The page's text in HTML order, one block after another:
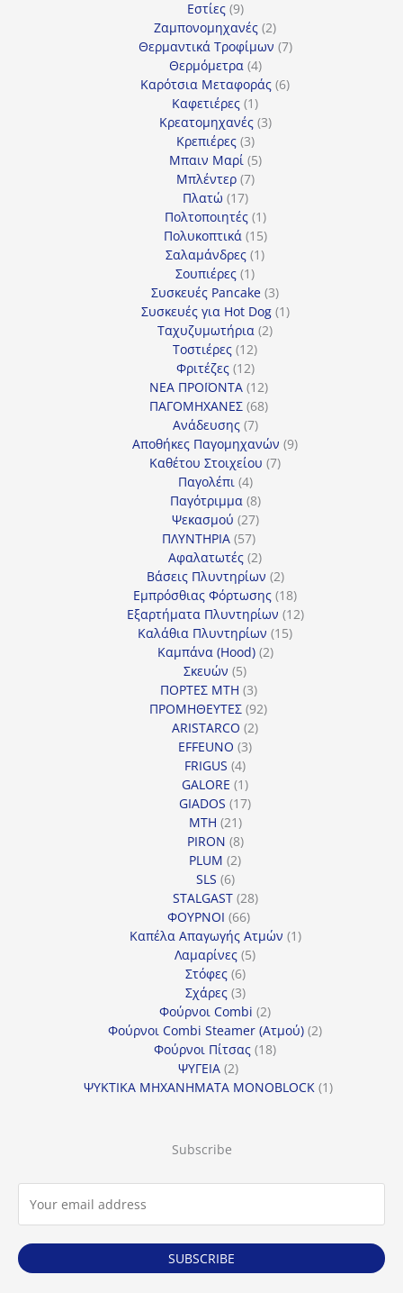
Εστίες 99
προϊόντα
Ζαμπονομηχανές 22
προϊόντα
Θερμαντικά Τροφίμων 77
Θερμόμετρα 44
προϊόντα
Καρότσια Μεταφοράς 66
Καφετιέρες 11
προϊόν
Κρεατομηχανές 33
Κρεπιέρες 33
προϊόντα
Μπαιν Μαρί 55
Μπλέντερ 77
Πλατώ 1717
προϊόντα
Πολτοποιητές 11
προϊόν
Πολυκοπτικά 1515
προϊόντα
Σαλαμάνδρες 11
Σουπιέρες 11
προϊόν
Συσκευές Pancake 33
προϊόντα
Συσκευές για Hot Dog 11
Ταχυζυμωτήρια 22
Τοστιέρες 1212
προϊόντα
Φριτέζες 1212
προϊόντα
ΝΕΑ ΠΡΟΪΟΝΤΑ 1212
προϊόντα
ΠΑΓΟΜΗΧΑΝΕΣ 6868
Ανάδευσης 77
προϊόντα
Αποθήκες Παγομηχανών 99
Καθέτου Στοιχείου 77
Παγολέπι 44
προϊόντα
Παγότριμμα 88
προϊόντα
Ψεκασμού 2727
προϊόντα
ΠΛΥΝΤΗΡΙΑ 5757
προϊόντα
Αφαλατωτές 22
προϊόντα
Βάσεις Πλυντηρίων 22
προϊόντα
Εμπρόσθιας Φόρτωσης 1818
προϊόντα
Εξαρτήματα Πλυντηρίων 1212
Καλάθια Πλυντηρίων 1515
Καμπάνα (Hood) 22
Σκευών 55
προϊόντα
ΠΟΡΤΕΣ MTH 33
προϊόντα
ΠΡΟΜΗΘΕΥΤΕΣ 9292
ARISTARCO 22
EFFEUNO 33
FRIGUS 44
προϊόντα
GALORE 11
προϊόν
GIADOS 1717
MTH 2121
προϊόντα
PIRON 88
προϊόντα
PLUM 22
SLS 66
προϊόντα
STALGAST 2828
ΦΟΥΡΝΟΙ 6666
προϊόντα
Καπέλα Απαγωγής Ατμών 11
Λαμαρίνες 55
Στόφες 66
προϊόντα
Σχάρες 33
προϊόντα
Φούρνοι Combi 22
προϊόντα
Φούρνοι Combi Steamer (Ατμού) 22
Φούρνοι Πίτσας 1818
ΨΥΓΕΙΑ 22
προϊόντα
ΨΥΚΤΙΚΑ ΜΗΧΑΝΗΜΑΤΑ MONOBLOCK 11
Subscribe
SUBSCRIBE